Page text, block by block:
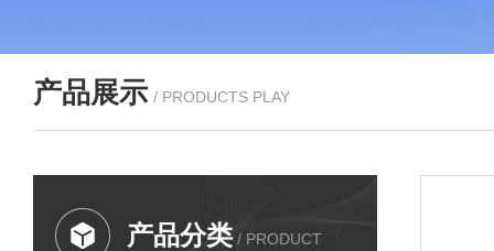
产品展示 / PRODUCTS PLAY
产品分类 / PRODUCT